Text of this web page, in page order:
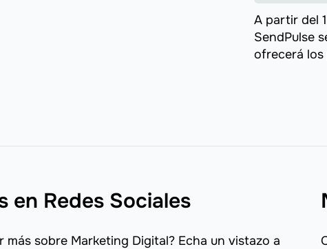
A partir del
SendPulse
ofrecerá los
en Redes Sociales
más sobre Marketing Digital? Echa un vistazo a